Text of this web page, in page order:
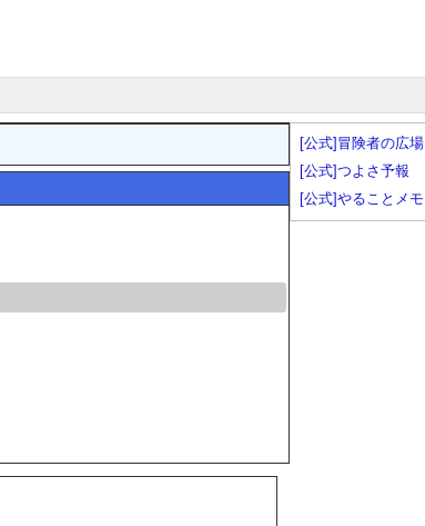
[公式]冒険者の広場
[公式]つよさ予報
[公式]やることメモ